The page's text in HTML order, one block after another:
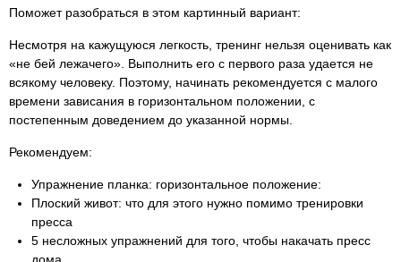
Поможет разобраться в этом картинный вариант:
Несмотря на кажущуюся легкость, тренинг нельзя оценивать как
«не бей лежачего». Выполнить его с первого раза удается не
всякому человеку. Поэтому, начинать рекомендуется с малого
времени зависания в горизонтальном положении, с
постепенным доведением до указанной нормы.
Рекомендуем:
Упражнение планка: горизонтальное положение:
Плоский живот: что для этого нужно помимо тренировки
пресса
5 несложных упражнений для того, чтобы накачать пресс